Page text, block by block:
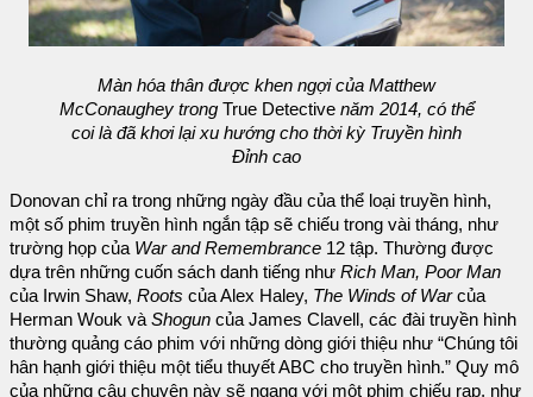
Màn hóa thân được khen ngợi của Matthew
McConaughey trong True Detectivenăm 2014, có thể
coi là đã khơi lại xu hướng cho thời kỳ Truyền hình
Đỉnh cao
Donovan chỉ ra trong những ngày đầu của thể loại truyền hình,
một số phim truyền hình ngắn tập sẽ chiếu trong vài tháng, như
trường họp của War and Remembrance 12 tập. Thường được
dựa trên những cuốn sách danh tiếng như Rich Man, Poor Man
của Irwin Shaw, Roots của Alex Haley, The Winds of Warcủa
Herman Wouk và Shogun của James Clavell, các đài truyền hình
thường quảng cáo phim với những dòng giới thiệu như “Chúng tôi
hân hạnh giới thiệu một tiểu thuyết ABC cho truyền hình.” Quy mô
của những câu chuyện này sẽ ngang với một phim chiếu rạp, như